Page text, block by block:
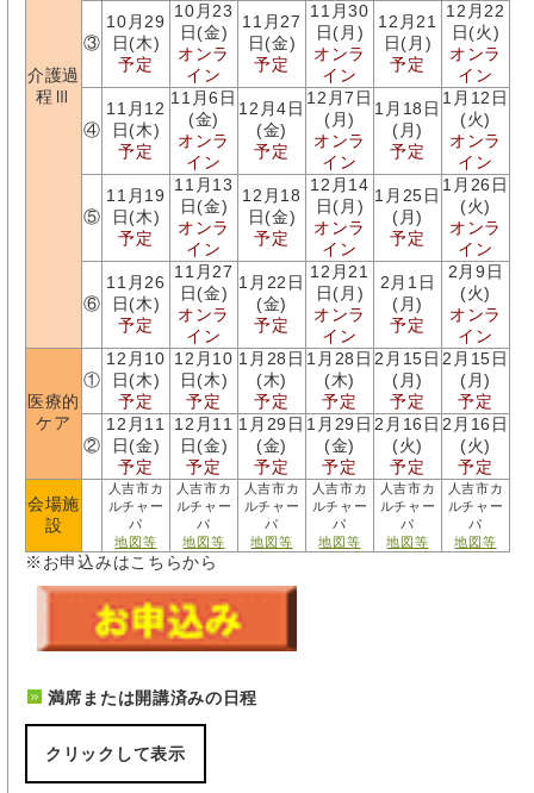
介護過
程Ⅲ
③
10月29
日(木)
予定
10月23
日(金)
オンラ
イン
11月27
日(金)
予定
11月30
日(月)
オンラ
イン
12月21
日(月)
予定
12月22
日(火)
オンラ
イン
④
11月12
日(木)
予定
11月6日
(金)
オンラ
イン
12月4日
(金)
予定
12月7日
(月)
オンラ
イン
1月18日
(月)
予定
1月12日
(火)
オンラ
イン
⑤
11月19
日(木)
予定
11月13
日(金)
オンラ
イン
12月18
日(金)
予定
12月14
日(月)
オンラ
イン
1月25日
(月)
予定
1月26日
(火)
オンラ
イン
⑥
11月26
日(木)
予定
11月27
日(金)
オンラ
イン
1月22日
(金)
予定
12月21
日(月)
オンラ
イン
2月1日
(月)
予定
2月9日
(火)
オンラ
イン
医療的
ケア
①
12月10
日(木)
予定
12月10
日(木)
予定
1月28日
(木)
予定
1月28日
(木)
予定
2月15日
(月)
予定
2月15日
(月)
予定
②
12月11
日(金)
予定
12月11
日(金)
予定
1月29日
(金)
予定
1月29日
(金)
予定
2月16日
(火)
予定
2月16日
(火)
予定
会場施
設
人吉市カ
ルチャー
パ
地図等
人吉市カ
ルチャー
パ
地図等
人吉市カ
ルチャー
パ
地図等
人吉市カ
ルチャー
パ
地図等
人吉市カ
ルチャー
パ
地図等
人吉市カ
ルチャー
パ
地図等
※お申込みはこちらから
満席または開講済みの日程
クリックして表示